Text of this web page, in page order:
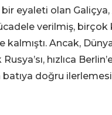
eyaleti olan
verilmiş,
Ancak,
hızlıca
doğru